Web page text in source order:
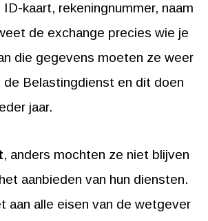
kaart, rekeningnummer, naam
de exchange precies wie je
die gegevens moeten ze weer
de Belastingdienst en dit doen
jaar.
, anders mochten ze niet blijven
aanbieden van hun diensten.
aan alle eisen van de wetgever